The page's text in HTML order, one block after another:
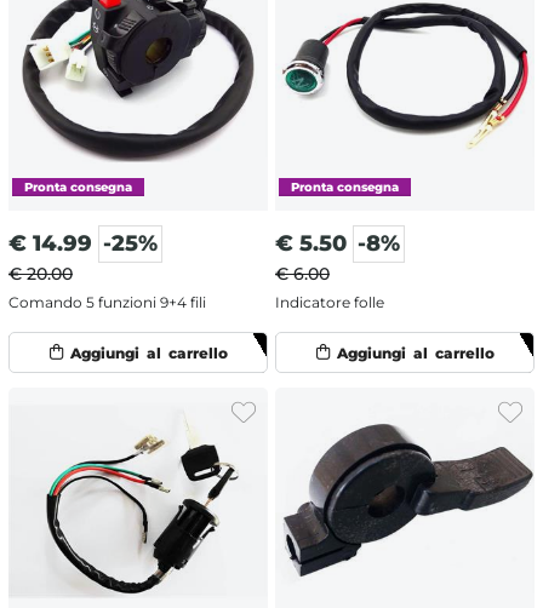
€ 14.99 -25%
€ 20.00
Comando 5 funzioni 9+4 fili
€ 5.50 -8%
€ 6.00
Indicatore folle